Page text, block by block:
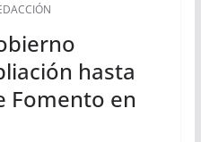
hasta
Fomento en